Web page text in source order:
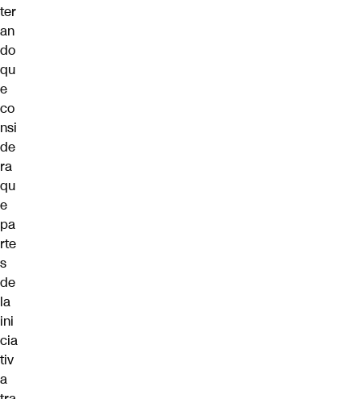
ter
an
do
qu
e
co
nsi
de
ra
qu
e
pa
rte
s
de
la
ini
cia
tiv
a